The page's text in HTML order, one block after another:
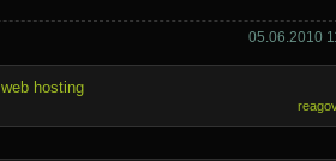
05.06.2010
web hosting